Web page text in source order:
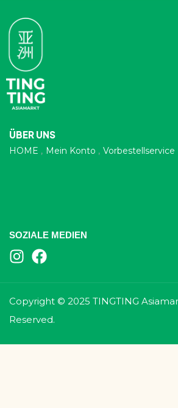
ÜBER UNS
HOME Mein Konto Vorbestellservice
SOZIALE MEDIEN
Copyright © 2025 TINGTING
Reserved.